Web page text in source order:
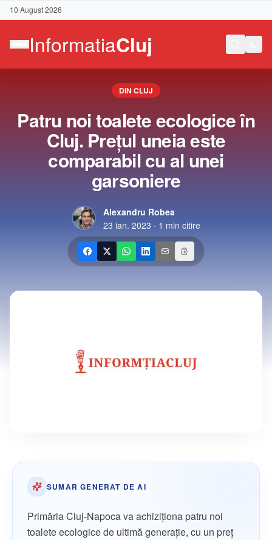
10 August 2026
DIN CLUJ
Patru noi toalete ecologice în
Cluj. Prețul uneia este
comparabil cu al unei
garsoniere
Alexandru Robea
23 ian. 2023 · 1 min citire
SUMAR GENERAT DE AI
Primăria Cluj-Napoca va achiziționa patru noi
toalete ecologice de ultimă generație, cu un preț